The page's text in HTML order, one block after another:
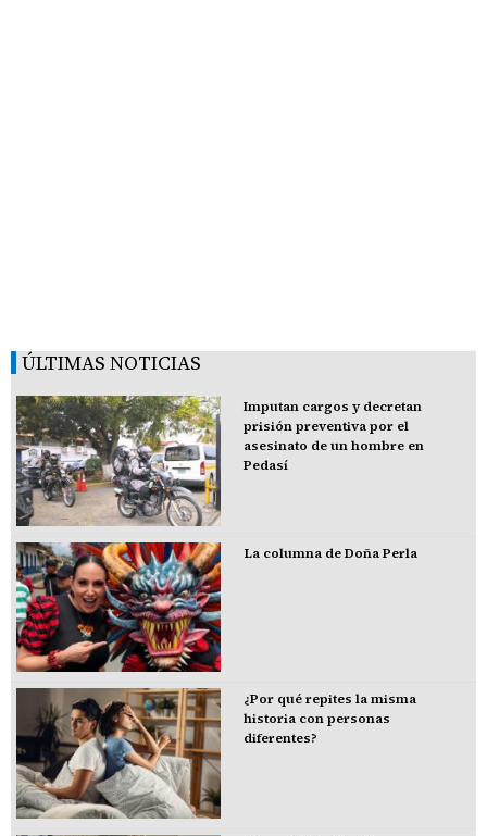
ÚLTIMAS NOTICIAS
Imputan cargos y decretan
prisión preventiva por el
asesinato de un hombre en
Pedasí
La columna de Doña Perla
¿Por qué repites la misma
historia con personas
diferentes?